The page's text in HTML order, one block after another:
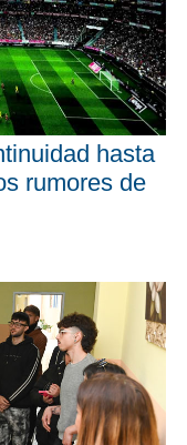
hasta
rumores de